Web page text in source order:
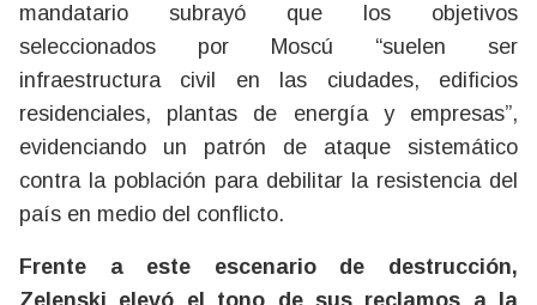
mandatario subrayó que los objetivos
seleccionados por Moscú “suelen ser
infraestructura civil en las ciudades, edificios
residenciales, plantas de energía y empresas”,
evidenciando un patrón de ataque sistemático
contra la población para debilitar la resistencia del
país en medio del conflicto.
Frente a este escenario de destrucción,
Zelenski elevó el tono de sus reclamos a la